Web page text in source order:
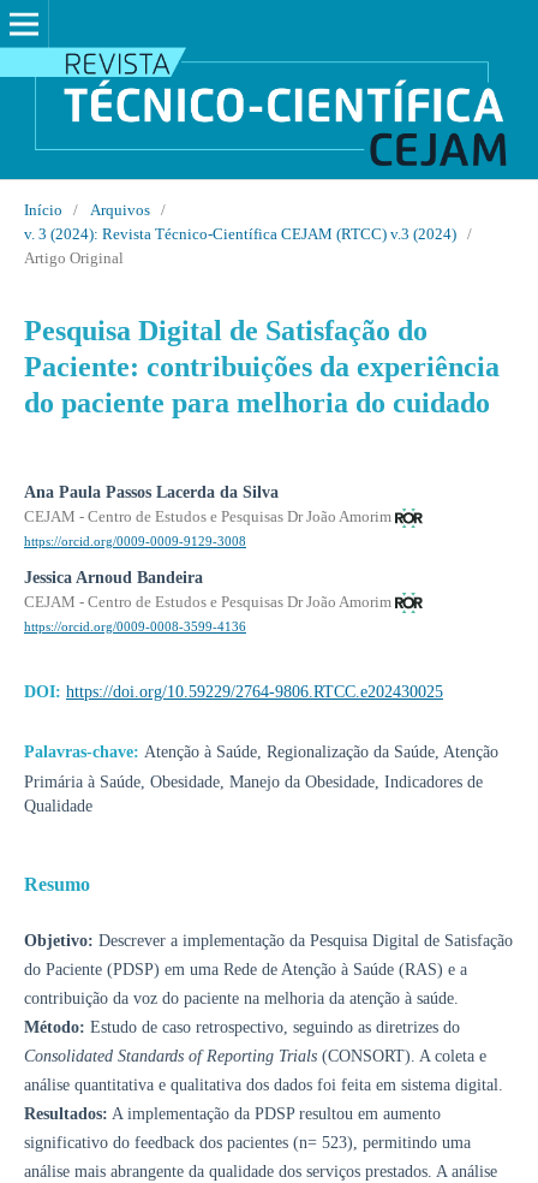
Início / Arquivos
/
v. 3 (2024): Revista Técnico-Científica CEJAM (RTCC) v.3 (2024)
/
Artigo Original
Pesquisa Digital de Satisfação do
Paciente: contribuições da experiência
do paciente para melhoria do cuidado
Ana Paula Passos Lacerda da Silva
CEJAM - Centro de Estudos e Pesquisas Dr João Amorim
https://orcid.org/0009-0009-9129-3008
Jessica Arnoud Bandeira
CEJAM - Centro de Estudos e Pesquisas Dr João Amorim
https://orcid.org/0009-0008-3599-4136
DOI: https://doi.org/10.59229/2764-9806.RTCC.e202430025
Palavras-chave: Atenção à Saúde, Regionalização da Saúde, Atenção
Primária à Saúde, Obesidade, Manejo da Obesidade, Indicadores de
Qualidade
Resumo
Objetivo: Descrever a implementação da Pesquisa Digital de Satisfação
do Paciente (PDSP) em uma Rede de Atenção à Saúde (RAS) e a
contribuição da voz do paciente na melhoria da atenção à saúde.
Método: Estudo de caso retrospectivo, seguindo as diretrizes do
Consolidated Standards of Reporting Trials(CONSORT). A coleta e
análise quantitativa e qualitativa dos dados foi feita em sistema digital.
Resultados: A implementação da PDSP resultou em aumento
significativo do feedback dos pacientes (n= 523), permitindo uma
análise mais abrangente da qualidade dos serviços prestados. A análise